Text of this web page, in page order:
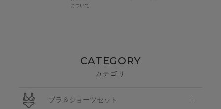
について
CATEGORY
カテゴリ
ブラ＆ショーツセット